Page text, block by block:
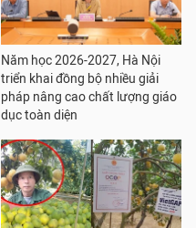
Năm học 2026-2027, Hà Nội
triển khai đồng bộ nhiều giải
pháp nâng cao chất lượng giáo
dục toàn diện